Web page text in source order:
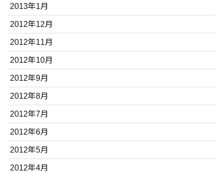
2013年1月
2012年12月
2012年11月
2012年10月
2012年9月
2012年8月
2012年7月
2012年6月
2012年5月
2012年4月